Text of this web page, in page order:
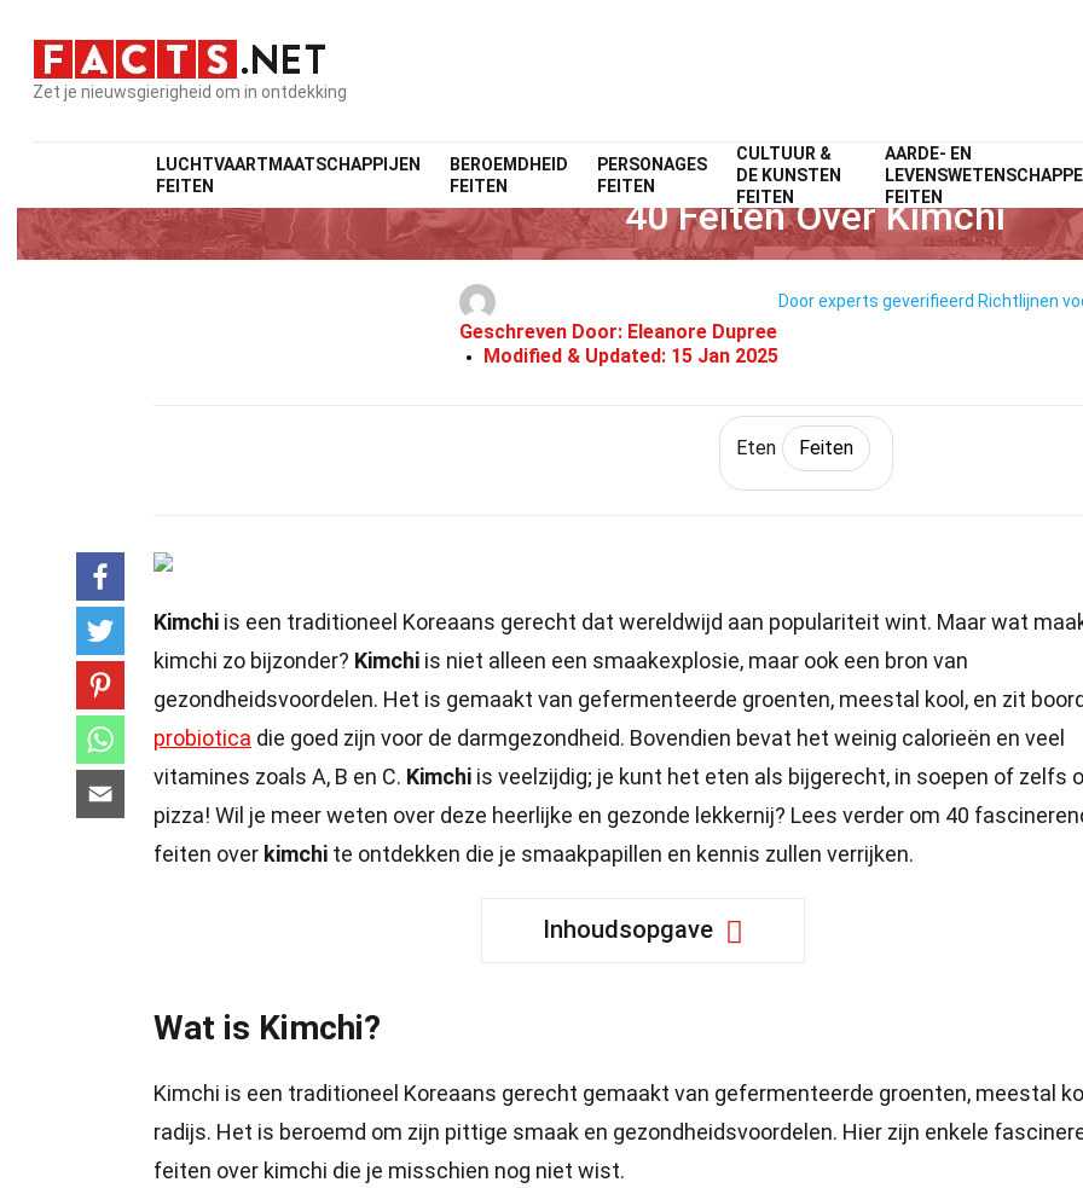
Zet je nieuwsgierigheid om in ontdekking
LUCHTVAARTMAATSCHAPPIJEN
FEITEN
BEROEMDHEID
FEITEN
PERSONAGES
FEITEN
CULTUUR &
DE KUNSTEN
FEITEN
AARDE- EN
FEITEN
Home LevensstijlFeiten EtenFeiten
40 Feiten Over Kimchi
Geschreven Door: Eleanore Dupree
Modified & Updated: 15 Jan 2025
Door experts geverifieerd Richtlijnen
Eten Feiten
Kimchi is een traditioneel Koreaans gerecht dat wereldwijd aan populariteit wint. Maar wat
kimchi zo bijzonder? Kimchi is niet alleen een smaakexplosie, maar ook een bron van
gezondheidsvoordelen. Het is gemaakt van gefermenteerde groenten, meestal kool, en zit
probiotica die goed zijn voor de darmgezondheid. Bovendien bevat het weinig calorieën en veel
vitamines zoals A, B en C. Kimchi is veelzijdig; je kunt het eten als bijgerecht, in soepen of zelfs
pizza! Wil je meer weten over deze heerlijke en gezonde lekkernij? Lees verder om 40
feiten over kimchi te ontdekken die je smaakpapillen en kennis zullen verrijken.
Inhoudsopgave
Wat is Kimchi?
Kimchi is een traditioneel Koreaans gerecht gemaakt van gefermenteerde groenten, meestal
radijs. Het is beroemd om zijn pittige smaak en gezondheidsvoordelen. Hier zijn enkele
feiten over kimchi die je misschien nog niet wist.